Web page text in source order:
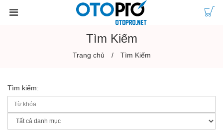
Tìm Kiếm
Trang chủ Tìm Kiếm
Tìm kiếm: